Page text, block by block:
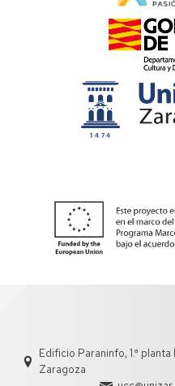
Edificio Paraninfo, 1.ª
Zaragoza